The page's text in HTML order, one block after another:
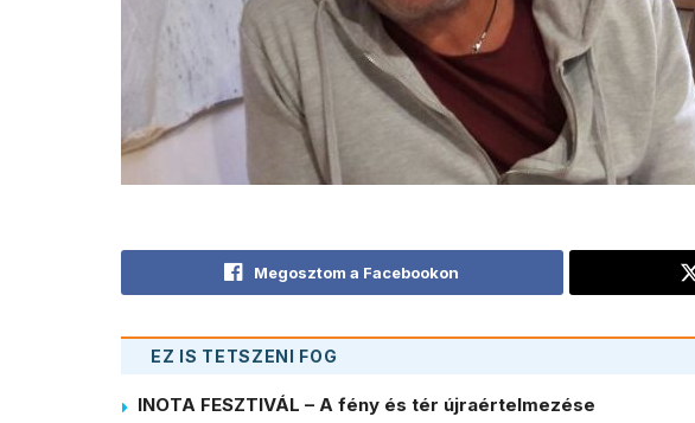
Megosztom a Facebookon
EZ IS TETSZENI FOG
INOTA FESZTIVÁL – A fény és tér újraértelmezése